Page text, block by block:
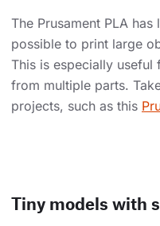
The Prusament PLA
possible to print large
This is especially
from multiple parts.
projects, such as this
Tiny models with